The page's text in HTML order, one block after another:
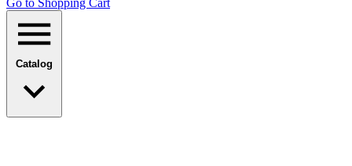
Go to Shopping Сart
Catalog